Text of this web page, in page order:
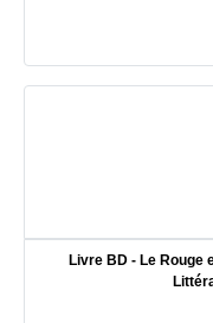
Livre BD - Le Rouge